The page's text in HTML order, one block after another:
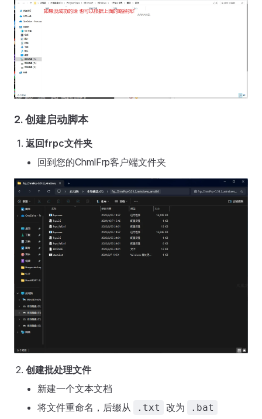
2. 创建启动脚本
返回frpc文件夹
回到您的ChmlFrp客户端文件夹
创建批处理文件
新建一个文本文档
将文件重命名，后缀从
.txt 改为 .bat